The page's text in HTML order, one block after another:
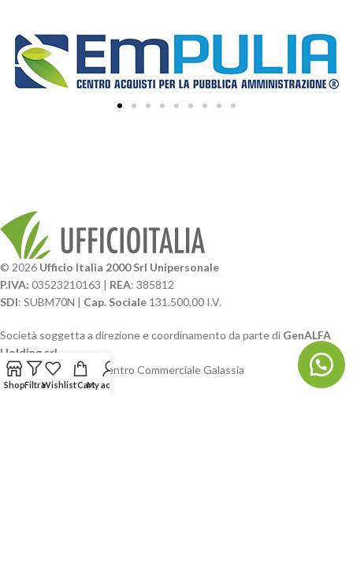
© 2026 Ufficio Italia 2000 Srl Unipersonale
P.IVA: 03523210163 | REA: 385812
SDI: SUBM70N | Cap. Sociale 131.500,00 I.V.
Società soggetta a direzione e coordinamento da parte di GenALFA
Holding srl
Via A. Ponti n. 4 – Centro Commerciale Galassia
24126 Bergamo
ShopFiltraWishlistCartMy account